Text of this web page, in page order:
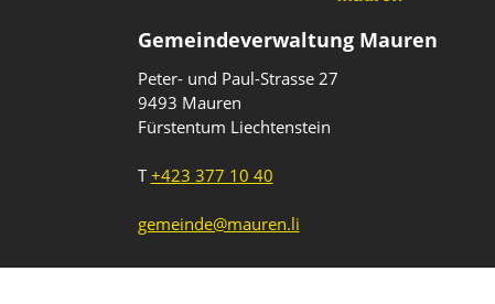
Gemeindeverwaltung Mauren
Peter- und Paul-Strasse 27
9493 Mauren
Fürstentum Liechtenstein
T+423 377 10 40
gemeinde@mauren.li